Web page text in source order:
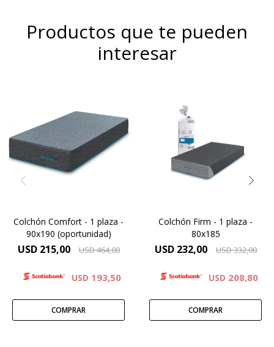
Productos que te pueden
interesar
El Colchón que gana
corazones, un punto medio
que sabe a equilibrio.
Descubre la Esencia del
Colchón Comfort.
Colchón Comfort - 1 plaza -
90x190 (oportunidad)
USD 215,00 USD464,00
USD 193,50
Para vos Dreamer que
necesitas un descanso
después de una jornada de
haber dado todo de vos,
descubrí el colchón Firm y
mejora tu descanso.
Colchón Firm - 1 plaza -
80x185
USD 232,00 USD332,00
USD 208,80